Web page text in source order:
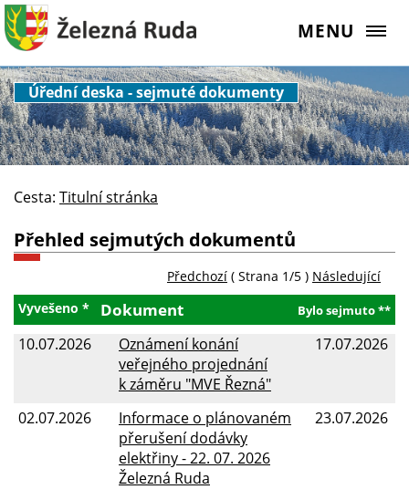
MENU
Úřední deska - sejmuté dokumenty
Cesta: Titulní stránka
Přehled sejmutých dokumentů
Předchozí ( Strana 1/5 ) Následující
Vyvešeno *
Bylo sejmuto **
Dokument
10.07.2026 17.07.2026
Oznámení konání
veřejného projednání
k záměru "MVE Řezná"
02.07.2026
23.07.2026
Informace o plánovaném
přerušení dodávky
elektřiny - 22. 07. 2026
Železná Ruda